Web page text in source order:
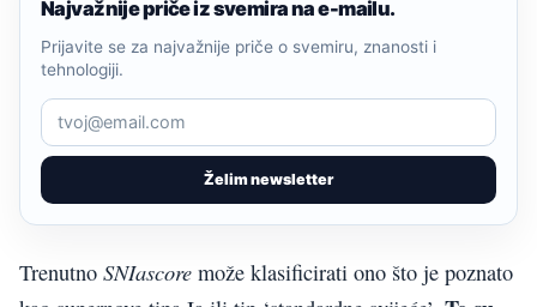
Najvažnije priče iz svemira na e-mailu.
Želim newsletter
Prijavite se za najvažnije priče o svemiru, znanosti i
tehnologiji.
Trenutno SNIascore može klasificirati ono što je poznato